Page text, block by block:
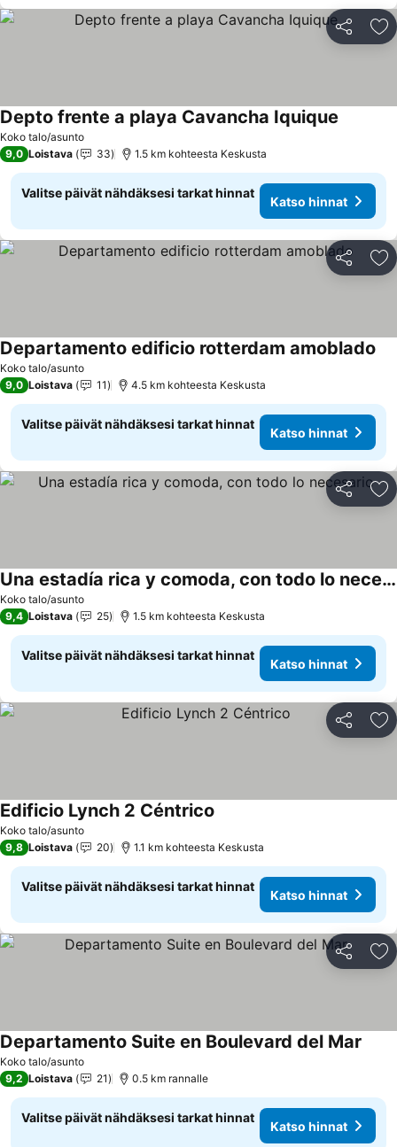
Jaa
Koko talo/asunto
Depto frente a playa Cavancha Iquique
9,0 Loistava 33 1.5 km kohteesta Keskusta
Valitse päivät nähdäksesi tarkat hinnat
Katso hinnat
Jaa
Koko talo/asunto
Departamento edificio rotterdam amoblado
9,0 Loistava 11 4.5 km kohteesta Keskusta
Valitse päivät nähdäksesi tarkat hinnat
Katso hinnat
Jaa
Koko talo/asunto
Una estadía rica y comoda, con todo lo necesario
9,4 Loistava 25 1.5 km kohteesta Keskusta
Valitse päivät nähdäksesi tarkat hinnat
Katso hinnat
Jaa
Koko talo/asunto
Edificio Lynch 2 Céntrico
9,8 Loistava 20 1.1 km kohteesta Keskusta
Valitse päivät nähdäksesi tarkat hinnat
Katso hinnat
Jaa
Koko talo/asunto
Departamento Suite en Boulevard del Mar
9,2 Loistava 21 0.5 km rannalle
Valitse päivät nähdäksesi tarkat hinnat
Katso hinnat